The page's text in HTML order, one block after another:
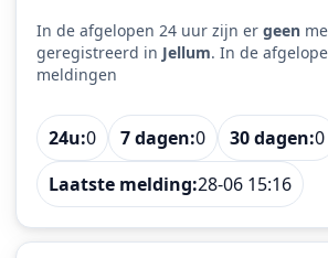
In de afgelopen 24 uur zijn er geen
geregistreerd in Jellum. In de
meldingen
24u:0 7 dagen:0 30 dagen:0
Laatste melding:28-06 15:16